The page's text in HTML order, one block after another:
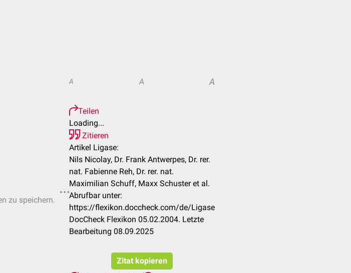
zu speichern.
A A A
Teilen
Loading...
Zitieren
Artikel Ligase:
Nils Nicolay, Dr. Frank Antwerpes, Dr. rer.
nat. Fabienne Reh, Dr. rer. nat.
Maximilian Schuff, Maxx Schuster et al.
Abrufbar unter:
https://flexikon.doccheck.com/de/Ligase
DocCheck Flexikon 05.02.2004. Letzte
Bearbeitung 08.09.2025
Zitat kopieren